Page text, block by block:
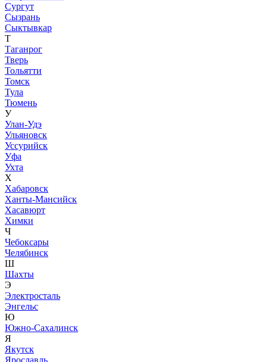
Сургут
Сызрань
Сыктывкар
Т
Таганрог
Тверь
Тольятти
Томск
Тула
Тюмень
У
Улан-Удэ
Ульяновск
Уссурийск
Уфа
Ухта
Х
Хабаровск
Ханты-Мансийск
Хасавюрт
Химки
Ч
Чебоксары
Челябинск
Ш
Шахты
Э
Электросталь
Энгельс
Ю
Южно-Сахалинск
Я
Якутск
Ярославль